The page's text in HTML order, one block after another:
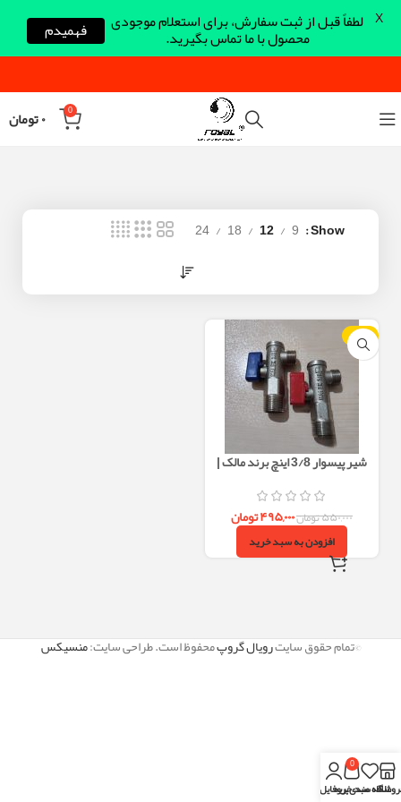
0 ۰تومان
Show
9
12
18
24
-10%
شیر پیسوار 3/8 اینچ برند مالک |
سنگین‌وزن، با فیلتر داخلی و رزوه
بلند
۵۵۰,۰۰۰تومان۴۹۵,۰۰۰تومان
افزودن به سبد خرید
©تمام حقوق سایترویال گروپمحفوظ است. طراحی سایت:منسیکس
لطفاً قبل از ثبت سفارش، برای استعلام موجودی
محصول با ما تماس بگیرید. فهمیدم X
علاقه مندی
0
سبد خریدپروفایل